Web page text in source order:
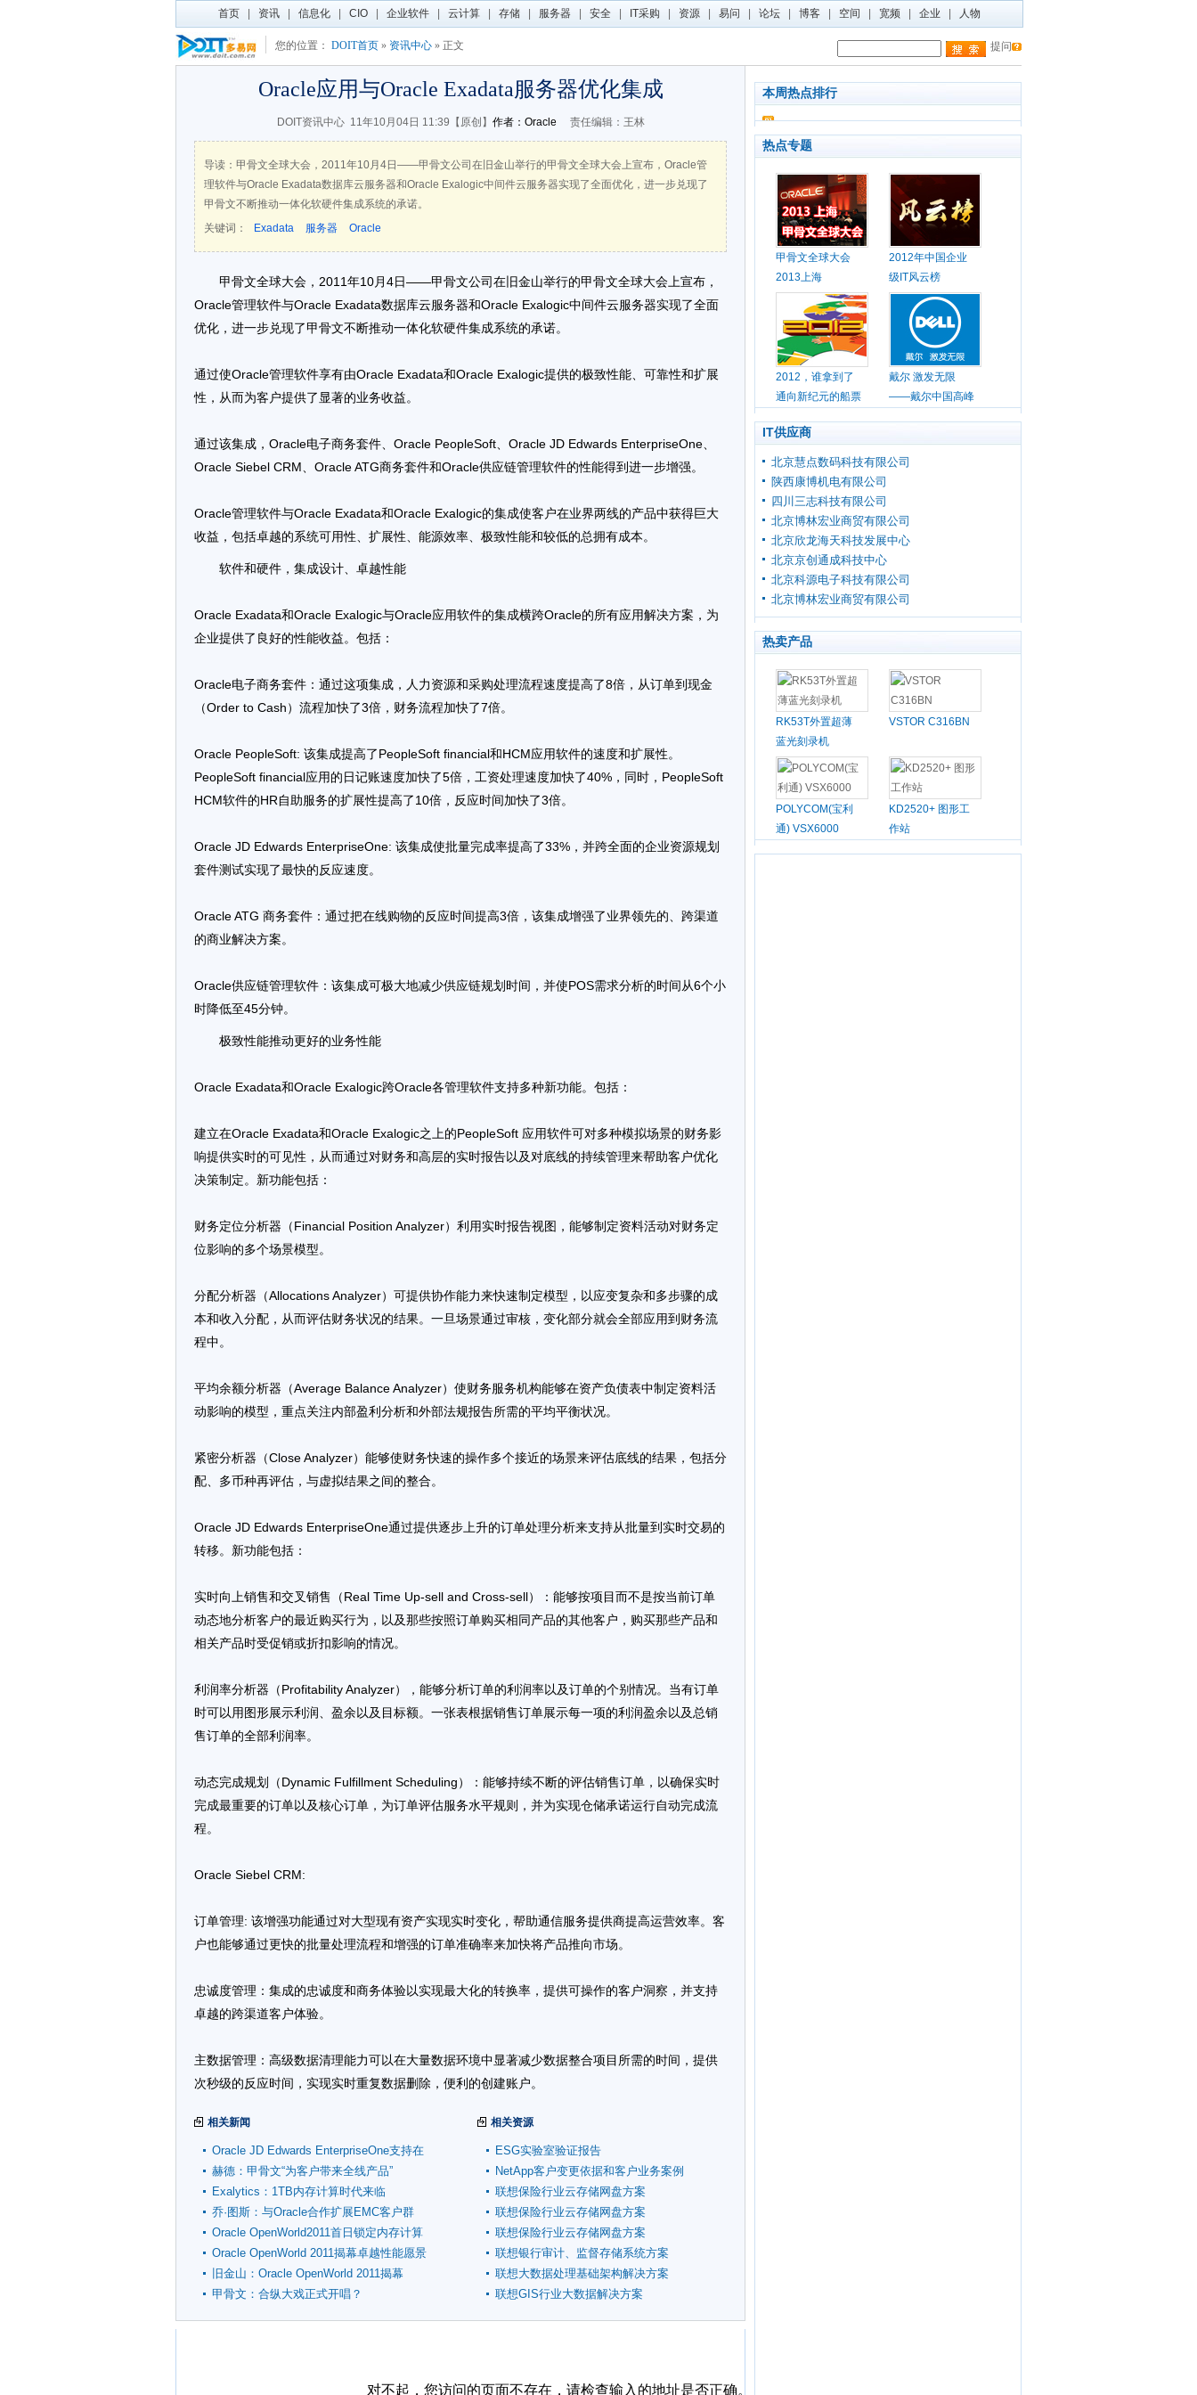
首页 资讯 信息化 CIO 企业软件 云计算 存储 服务器 安全 IT采购 资源 易问 论坛 博客 空间 宽频 企业 人物
您的位置： DOIT首页 » 资讯中心 » 正文 提问
Oracle应用与Oracle Exadata服务器优化集成
DOIT资讯中心 11年10月04日 11:39【原创】 作者：Oracle 责任编辑：王林
导读：甲骨文全球大会，2011年10月4日——甲骨文公司在旧金山举行的甲骨文全球大会上宣布，Oracle管
理软件与Oracle Exadata数据库云服务器和Oracle Exalogic中间件云服务器实现了全面优化，进一步兑现了
甲骨文不断推动一体化软硬件集成系统的承诺。
关键词：
Exadata 服务器 Oracle
甲骨文全球大会，2011年10月4日——甲骨文公司在旧金山举行的甲骨文全球大会上宣布，
Oracle管理软件与Oracle Exadata数据库云服务器和Oracle Exalogic中间件云服务器实现了全面
优化，进一步兑现了甲骨文不断推动一体化软硬件集成系统的承诺。
通过使Oracle管理软件享有由Oracle Exadata和Oracle Exalogic提供的极致性能、可靠性和扩展
性，从而为客户提供了显著的业务收益。
通过该集成，Oracle电子商务套件、Oracle PeopleSoft、Oracle JD Edwards EnterpriseOne、
Oracle Siebel CRM、Oracle ATG商务套件和Oracle供应链管理软件的性能得到进一步增强。
Oracle管理软件与Oracle Exadata和Oracle Exalogic的集成使客户在业界两线的产品中获得巨大
收益，包括卓越的系统可用性、扩展性、能源效率、极致性能和较低的总拥有成本。
软件和硬件，集成设计、卓越性能
Oracle Exadata和Oracle Exalogic与Oracle应用软件的集成横跨Oracle的所有应用解决方案，为
企业提供了良好的性能收益。包括：
Oracle电子商务套件：通过这项集成，人力资源和采购处理流程速度提高了8倍，从订单到现金
（Order to Cash）流程加快了3倍，财务流程加快了7倍。
Oracle PeopleSoft: 该集成提高了PeopleSoft financial和HCM应用软件的速度和扩展性。
PeopleSoft financial应用的日记账速度加快了5倍，工资处理速度加快了40%，同时，PeopleSoft
HCM软件的HR自助服务的扩展性提高了10倍，反应时间加快了3倍。
Oracle JD Edwards EnterpriseOne: 该集成使批量完成率提高了33%，并跨全面的企业资源规划
套件测试实现了最快的反应速度。
Oracle ATG 商务套件：通过把在线购物的反应时间提高3倍，该集成增强了业界领先的、跨渠道
的商业解决方案。
Oracle供应链管理软件：该集成可极大地减少供应链规划时间，并使POS需求分析的时间从6个小
时降低至45分钟。
极致性能推动更好的业务性能
Oracle Exadata和Oracle Exalogic跨Oracle各管理软件支持多种新功能。包括：
建立在Oracle Exadata和Oracle Exalogic之上的PeopleSoft 应用软件可对多种模拟场景的财务影
响提供实时的可见性，从而通过对财务和高层的实时报告以及对底线的持续管理来帮助客户优化
决策制定。新功能包括：
财务定位分析器（Financial Position Analyzer）利用实时报告视图，能够制定资料活动对财务定
位影响的多个场景模型。
分配分析器（Allocations Analyzer）可提供协作能力来快速制定模型，以应变复杂和多步骤的成
本和收入分配，从而评估财务状况的结果。一旦场景通过审核，变化部分就会全部应用到财务流
程中。
平均余额分析器（Average Balance Analyzer）使财务服务机构能够在资产负债表中制定资料活
动影响的模型，重点关注内部盈利分析和外部法规报告所需的平均平衡状况。
紧密分析器（Close Analyzer）能够使财务快速的操作多个接近的场景来评估底线的结果，包括分
配、多币种再评估，与虚拟结果之间的整合。
Oracle JD Edwards EnterpriseOne通过提供逐步上升的订单处理分析来支持从批量到实时交易的
转移。新功能包括：
实时向上销售和交叉销售（Real Time Up-sell and Cross-sell）：能够按项目而不是按当前订单
动态地分析客户的最近购买行为，以及那些按照订单购买相同产品的其他客户，购买那些产品和
相关产品时受促销或折扣影响的情况。
利润率分析器（Profitability Analyzer），能够分析订单的利润率以及订单的个别情况。当有订单
时可以用图形展示利润、盈余以及目标额。一张表根据销售订单展示每一项的利润盈余以及总销
售订单的全部利润率。
动态完成规划（Dynamic Fulfillment Scheduling）：能够持续不断的评估销售订单，以确保实时
完成最重要的订单以及核心订单，为订单评估服务水平规则，并为实现仓储承诺运行自动完成流
程。
Oracle Siebel CRM:
订单管理: 该增强功能通过对大型现有资产实现实时变化，帮助通信服务提供商提高运营效率。客
户也能够通过更快的批量处理流程和增强的订单准确率来加快将产品推向市场。
忠诚度管理：集成的忠诚度和商务体验以实现最大化的转换率，提供可操作的客户洞察，并支持
卓越的跨渠道客户体验。
主数据管理：高级数据清理能力可以在大量数据环境中显著减少数据整合项目所需的时间，提供
次秒级的反应时间，实现实时重复数据删除，便利的创建账户。
相关新闻
Oracle JD Edwards EnterpriseOne支持在
Apple iPad上运行
赫德：甲骨文“为客户带来全线产品”
Exalytics：1TB内存计算时代来临
乔·图斯：与Oracle合作扩展EMC客户群
Oracle OpenWorld2011首日锁定内存计算
Oracle OpenWorld 2011揭幕卓越性能愿景
旧金山：Oracle OpenWorld 2011揭幕
甲骨文：合纵大戏正式开唱？
相关资源
ESG实验室验证报告
NetApp客户变更依据和客户业务案例
联想保险行业云存储网盘方案
联想保险行业云存储网盘方案
联想保险行业云存储网盘方案
联想银行审计、监督存储系统方案
联想大数据处理基础架构解决方案
联想GIS行业大数据解决方案
本周热点排行
热点专题
甲骨文全球大会
2013上海
2012年中国企业
级IT风云榜
2012，谁拿到了
通向新纪元的船票
戴尔 激发无限
——戴尔中国高峰
IT供应商
北京慧点数码科技有限公司
陕西康博机电有限公司
四川三志科技有限公司
北京博林宏业商贸有限公司
北京欣龙海天科技发展中心
北京京创通成科技中心
北京科源电子科技有限公司
北京博林宏业商贸有限公司
热卖产品
RK53T外置超薄
蓝光刻录机
VSTOR C316BN
POLYCOM(宝利
通) VSX6000
KD2520+ 图形工
作站